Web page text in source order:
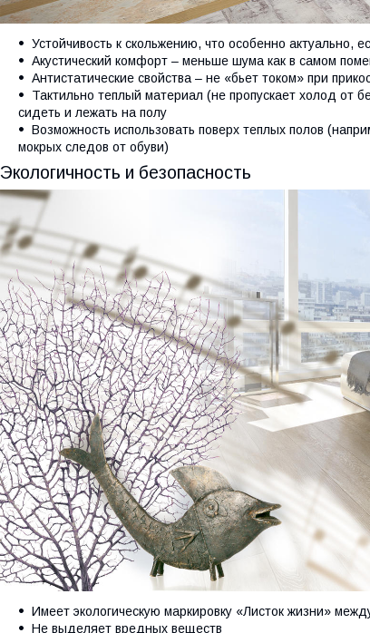
Устойчивость к скольжению, что особенно
Акустический комфорт – меньше шума как в самом
Антистатические свойства – не «бьет током» при
Тактильно теплый материал (не пропускает холод от
сидеть и лежать на полу
Возможность использовать поверх теплых полов
мокрых следов от обуви)
Экологичность и безопасность
Имеет экологическую маркировку «Листок жизни»
Не выделяет вредных веществ